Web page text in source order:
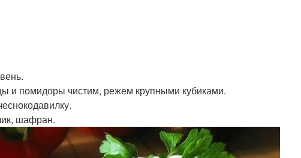
и помидоры чистим, режем крупными кубиками.
шафран.